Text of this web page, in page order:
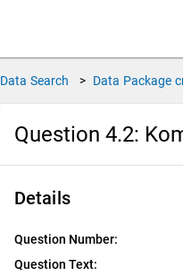
Data Search > Data Package
Question 4.2:
Details
Question Number:
Question Text: